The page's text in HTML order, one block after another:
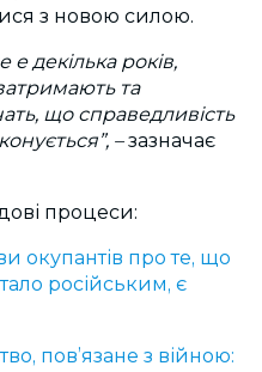
з новою силою.
е декілька років,
та
що справедливість
–зазначає
процеси:
окупантів про те, що
російським, є
пов’язане з війною: